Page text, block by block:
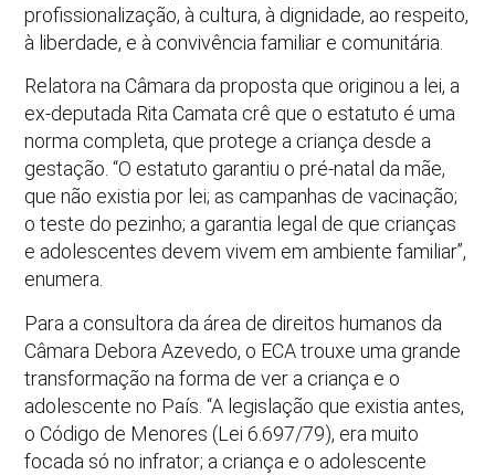
profissionalização, à cultura, à dignidade, ao respeito,
à liberdade, e à convivência familiar e comunitária.
Relatora na Câmara da proposta que originou a lei, a
ex-deputada Rita Camata crê que o estatuto é uma
norma completa, que protege a criança desde a
gestação. “O estatuto garantiu o pré-natal da mãe,
que não existia por lei; as campanhas de vacinação;
o teste do pezinho; a garantia legal de que crianças
e adolescentes devem vivem em ambiente familiar”,
enumera.
Para a consultora da área de direitos humanos da
Câmara Debora Azevedo, o ECA trouxe uma grande
transformação na forma de ver a criança e o
adolescente no País. “A legislação que existia antes,
o Código de Menores (Lei 6.697/79), era muito
focada só no infrator; a criança e o adolescente